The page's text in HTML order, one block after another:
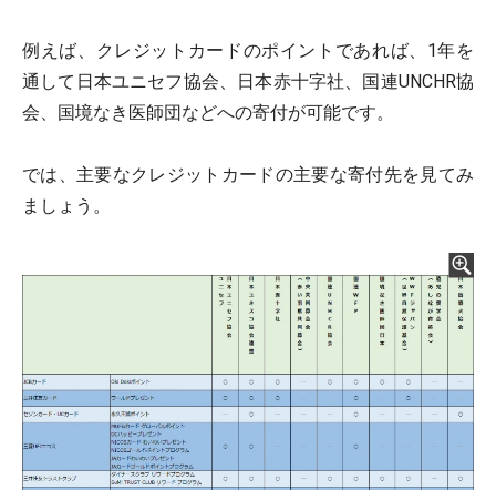
例えば、クレジットカードのポイントであれば、1年を
通して日本ユニセフ協会、日本赤十字社、国連UNCHR協
会、国境なき医師団などへの寄付が可能です。
では、主要なクレジットカードの主要な寄付先を見てみ
ましょう。